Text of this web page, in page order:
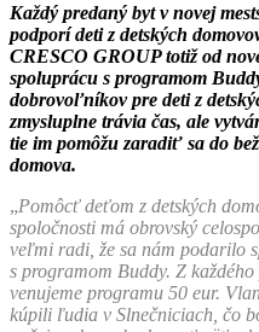
Každý predaný byt v novej
podporí deti z detských
CRESCO GROUP totiž od
spoluprácu s programom
dobrovoľníkov pre deti z
zmysluplne trávia čas, ale
tie im pomôžu zaradiť sa do
domova.
„Pomôcť deťom z detských
spoločnosti má obrovský
veľmi radi, že sa nám podarilo
s programom Buddy. Z
venujeme programu 50 eur.
kúpili ľudia v Slnečniciach, čo